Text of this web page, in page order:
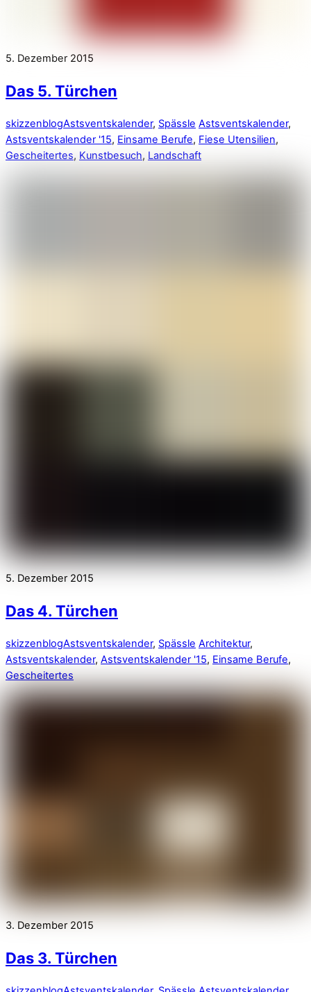
5. Dezember 2015
Das 5. Türchen
skizzenblogAstsventskalender, Spässle Astsventskalender,
Astsventskalender '15, Einsame Berufe, Fiese Utensilien,
Gescheitertes, Kunstbesuch, Landschaft
5. Dezember 2015
Das 4. Türchen
skizzenblogAstsventskalender, Spässle Architektur,
Astsventskalender, Astsventskalender '15, Einsame Berufe,
Gescheitertes
3. Dezember 2015
Das 3. Türchen